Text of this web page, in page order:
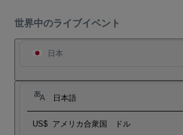
世界中のライブイベント
日本
日本語
US$ アメリカ合衆国 ドル